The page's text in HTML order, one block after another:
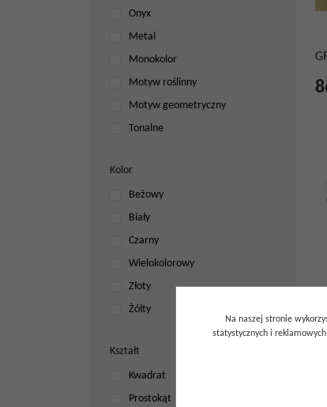
Onyx
Metal
Monokolor
Motyw roślinny
Motyw geometryczny
Tonalne
Kolor
Beżowy
Biały
Czarny
Wielokolorowy
Złoty
Żółty
Kształt
Kwadrat
Prostokąt
Na naszej stronie
statystycznych i